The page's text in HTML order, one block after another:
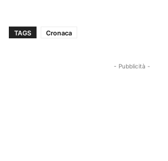
TAGS Cronaca
- Pubblicità -